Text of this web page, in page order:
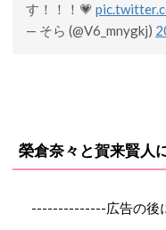
す！！！💗
— そら (@V6_mnygkj)
榮倉奈々と賀来賢人
--------------広告の後